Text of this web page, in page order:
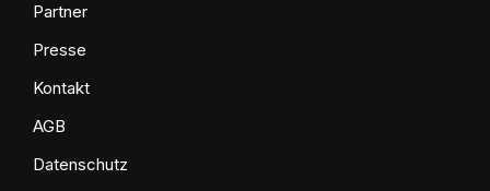
Partner
Presse
Kontakt
AGB
Datenschutz